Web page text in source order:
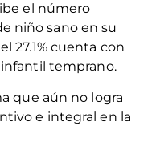
el número
niño sano en su
27.1% cuenta con
temprano.
que aún no logra
e integral en la